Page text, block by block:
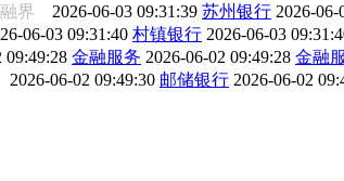
融界 2026-06-03 09:31:39 苏州银行 2026-06-
06-03 09:31:40 村镇银行 2026-06-03
09:49:28 金融服务 2026-06-02 09:49:28 金融
2026-06-02 09:49:30 邮储银行 2026-06-02